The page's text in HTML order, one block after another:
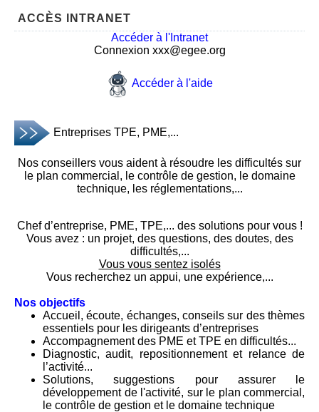
ACCÈS INTRANET
Accéder à l'Intranet
Connexion xxx@egee.org
Accéder à l'aide
Entreprises TPE, PME,...
Nos conseillers vous aident à résoudre les difficultés sur
le plan commercial, le contrôle de gestion, le domaine
technique, les réglementations,...
Chef d’entreprise, PME, TPE,... des solutions pour vous !
Vous avez : un projet, des questions, des doutes, des
difficultés,...
Vous vous sentez isolés
Vous recherchez un appui, une expérience,...
Nos objectifs
Accueil, écoute, échanges, conseils sur des thèmes
essentiels pour les dirigeants d’entreprises
Accompagnement des PME et TPE en difficultés...
Diagnostic, audit, repositionnement et relance de
l’activité...
Solutions, suggestions pour assurer le
développement de l'activité, sur le plan commercial,
le contrôle de gestion et le domaine technique